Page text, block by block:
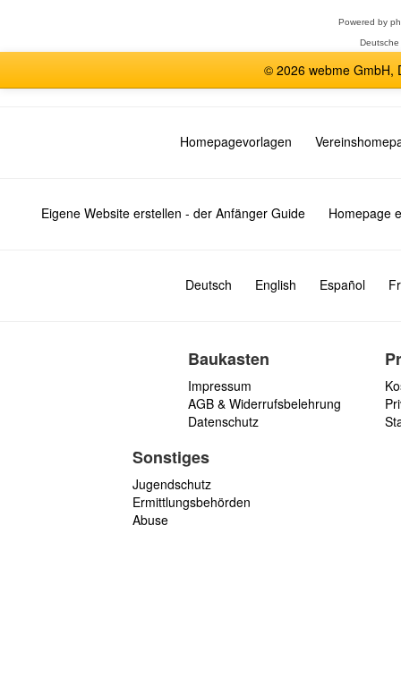
Powered by
© 2026 webme GmbH,
Homepagevorlagen
Eigene Website erstellen - der Anfänger Guide Homepage
Deutsch English Español
Baukasten
Impressum
AGB & Widerrufsbelehrung
Datenschutz
Sonstiges
Jugendschutz
Ermittlungsbehörden
Abuse